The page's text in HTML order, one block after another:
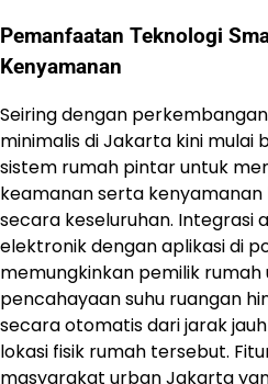
Pemanfaatan Teknologi
Kenyamanan
Seiring dengan
minimalis di Jakarta kini mulai
sistem rumah pintar untuk
keamanan serta
secara keseluruhan. Integrasi
elektronik dengan aplikasi di
memungkinkan pemilik
pencahayaan suhu ruangan
secara otomatis dari jarak
lokasi fisik rumah tersebut.
masyarakat urban Jakarta